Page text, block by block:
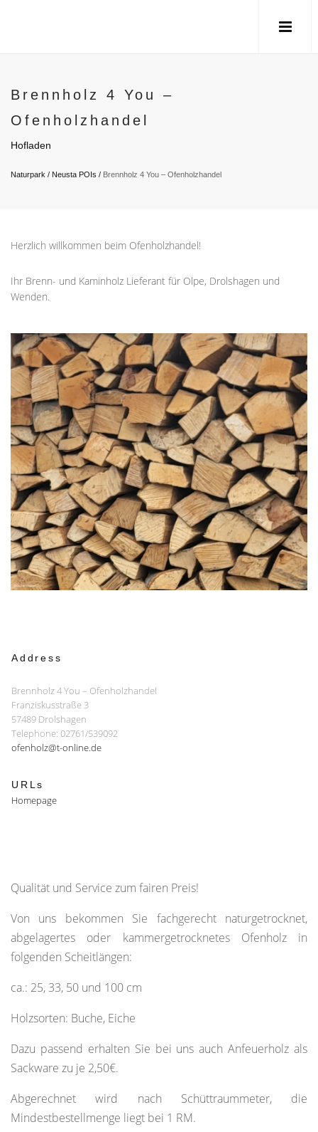
Brennholz 4 You –
Ofenholzhandel
Hofladen
Naturpark / Neusta POIs / Brennholz 4 You – Ofenholzhandel
Herzlich willkommen beim Ofenholzhandel!
Ihr Brenn- und Kaminholz Lieferant für Olpe, Drolshagen und
Wenden.
Address
Brennholz 4 You – Ofenholzhandel
Franziskusstraße 3
57489 Drolshagen
Telephone: 02761/539092
ofenholz@t-online.de
URLs
Homepage
Qualität und Service zum fairen Preis!
Von uns bekommen Sie fachgerecht naturgetrocknet,
abgelagertes oder kammergetrocknetes Ofenholz in
folgenden Scheitlängen:
ca.: 25, 33, 50 und 100 cm
Holzsorten: Buche, Eiche
Dazu passend erhalten Sie bei uns auch Anfeuerholz als
Sackware zu je 2,50€.
Abgerechnet wird nach Schüttraummeter, die
Mindestbestellmenge liegt bei 1 RM.